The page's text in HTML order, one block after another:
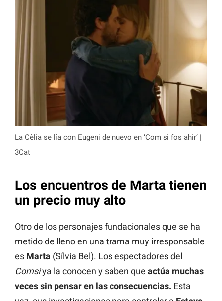
La Cèlia se lía con Eugeni de nuevo en ‘Com si fos ahir’ |
3Cat
Los encuentros de Marta tienen
un precio muy alto
Otro de los personajes fundacionales que se ha
metido de lleno en una trama muy irresponsable
es Marta (Sílvia Bel). Los espectadores del
Comsiya la conocen y saben que actúa muchas
veces sin pensar en las consecuencias. Esta